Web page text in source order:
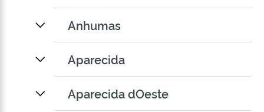
Anhumas
Aparecida
Aparecida dOeste